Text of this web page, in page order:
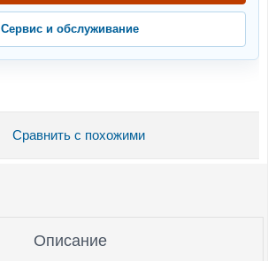
Сервис и обслуживание
Сравнить с похожими
Описание